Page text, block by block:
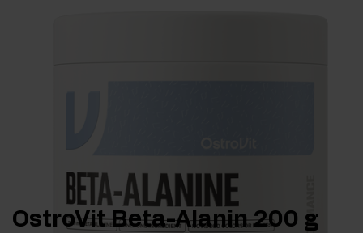
OstroVit Beta-Alanin 200 g